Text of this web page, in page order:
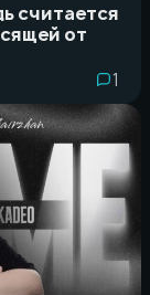
считается
от
1